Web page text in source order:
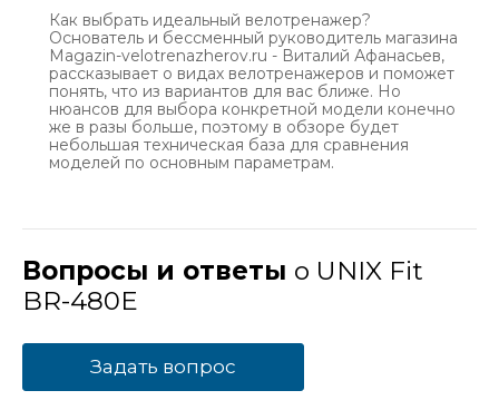
Как выбрать идеальный велотренажер?
Основатель и бессменный руководитель магазина
Magazin-velotrenazherov.ru - Виталий Афанасьев,
рассказывает о видах велотренажеров и поможет
понять, что из вариантов для вас ближе. Но
нюансов для выбора конкретной модели конечно
же в разы больше, поэтому в обзоре будет
небольшая техническая база для сравнения
моделей по основным параметрам.
Вопросы и ответы о UNIX Fit
BR-480E
Задать вопрос